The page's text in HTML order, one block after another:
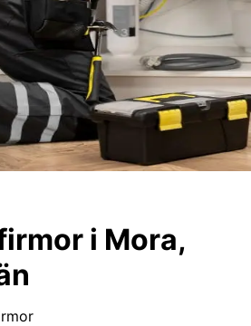
i Mora,